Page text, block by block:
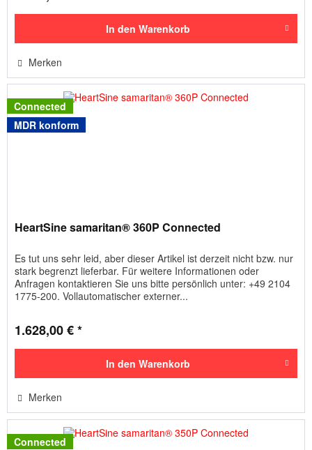
In den Warenkorb
Merken
Connected
MDR konform
HeartSine samaritan® 360P Connected
Es tut uns sehr leid, aber dieser Artikel ist derzeit nicht bzw. nur
stark begrenzt lieferbar. Für weitere Informationen oder
Anfragen kontaktieren Sie uns bitte persönlich unter: +49 2104
1775-200. Vollautomatischer externer...
1.628,00 € *
In den Warenkorb
Merken
Connected